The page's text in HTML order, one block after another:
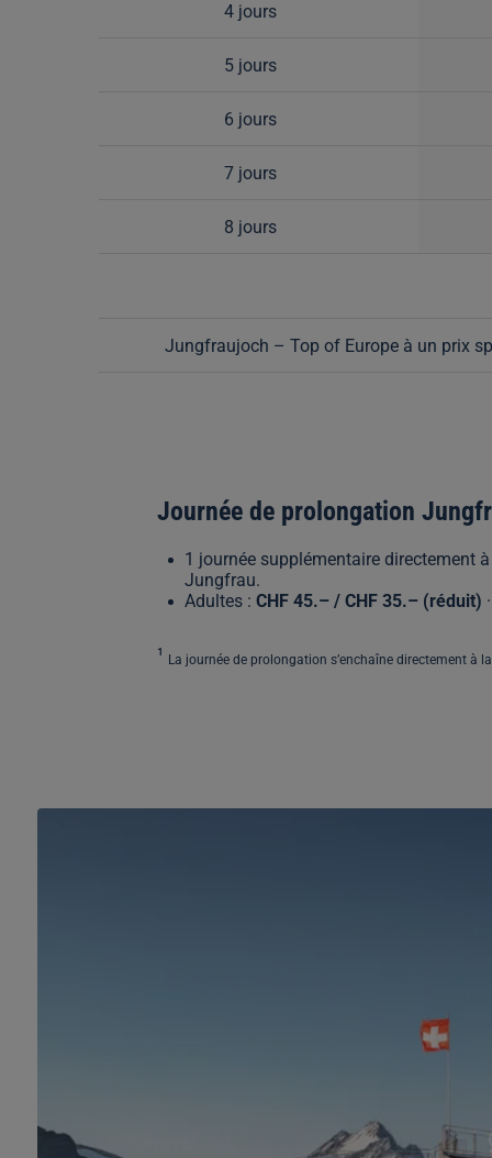
4 jours
5 jours
6 jours
7 jours
8 jours
Jungfraujoch – Top of Europe à un prix
Journée de prolongation
1 journée supplémentaire directement
Jungfrau.
Adultes : CHF 45.– / CHF 35.– (réduit)
¹ La journée de prolongation s’enchaîne directement à
Grindelwald-